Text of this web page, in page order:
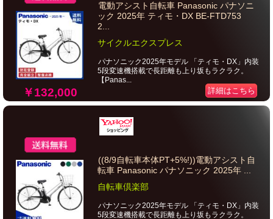
￥132,000
電動アシスト自転車 Panasonic パナソニ
ック 2025年 ティモ・DX BE-FTD753
2...
サイクルエクスプレス
パナソニック2025年モデル 「ティモ・DX」内装
5段変速機搭載で長距離も上り坂もラクラク。
【Panas...
詳細はこちら
((8/9自転車本体PT+5%!))電動アシスト自
転車 Panasonic パナソニック 2025年 ...
自転車倶楽部
パナソニック2025年モデル 「ティモ・DX」内装
5段変速機搭載で長距離も上り坂もラクラク。